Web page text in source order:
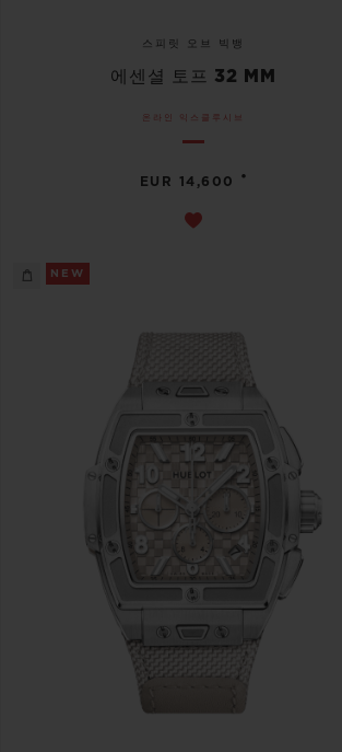
스피릿 오브 빅뱅
에센셜 토프 32 MM
온라인 익스클루시브
EUR 14,600 •
NEW